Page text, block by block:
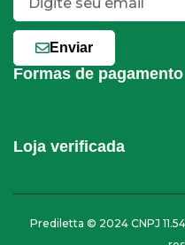
Enviar
Formas de pagamento
Loja verificada
Prediletta © 2024 CNPJ